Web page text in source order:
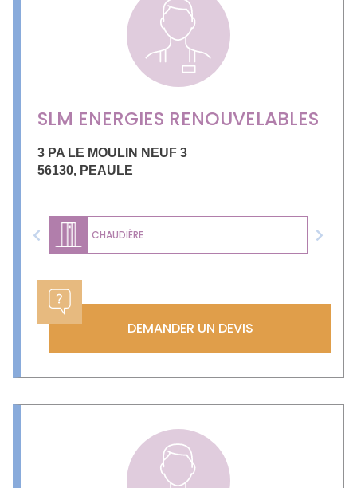
SLM ENERGIES RENOUVELABLES
3 PA LE MOULIN NEUF 3
56130, PEAULE
CHAUDIÈRE
Previous Next
DEMANDER UN DEVIS